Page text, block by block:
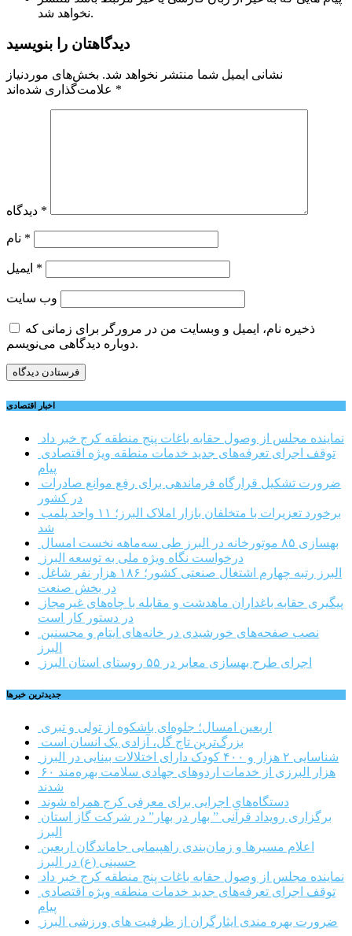
نخواهد شد.
دیدگاهتان را بنویسید
نشانی ایمیل شما منتشر نخواهد شد. بخش‌های موردنیاز
*
*
*
*
وب‌ سایت
ذخیره نام، ایمیل و وبسایت من در مرورگر برای زمانی که
دوباره دیدگاهی می‌نویسم.
اخبار اقتصادی
نماینده مجلس از وصول حقابه باغات پنج منطقه کرج خبر داد
پیام
در کشور
شد
بهسازی ۸۵ موتورخانه در البرز طی سه‌ماهه نخست امسال
درخواست نگاه ویژه ملی به توسعه البرز
در بخش صنعت
در دستور کار است
البرز
اجرای طرح بهسازی معابر در ۵۵ روستای استان البرز
جديدترين خبرها
اربعین امسال؛ جلوه‌ای باشکوه از تولی و تبری
بزرگ‌ترین تاج گل، آزادی یک انسان است
شناسایی ۲ هزار و ۴۰۰ کودک دارای اختلالات بینایی در البرز
۶۰ هزار البرزی از خدمات اردوهای جهادی سلامت بهره‌مند
شدند
دستگاه‌های اجرایی برای معرفی کرج همراه شوند
البرز
حسینی (ع) در البرز
نماینده مجلس از وصول حقابه باغات پنج منطقه کرج خبر داد
پیام
ضرورت بهره مندی ایثارگران از ظرفیت های ورزشی البرز